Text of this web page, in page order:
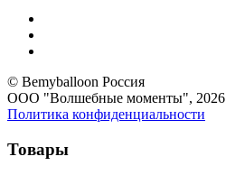
© Bemyballoon Россия
ООО "Волшебные моменты", 2026
Политика конфиденциальности
Товары